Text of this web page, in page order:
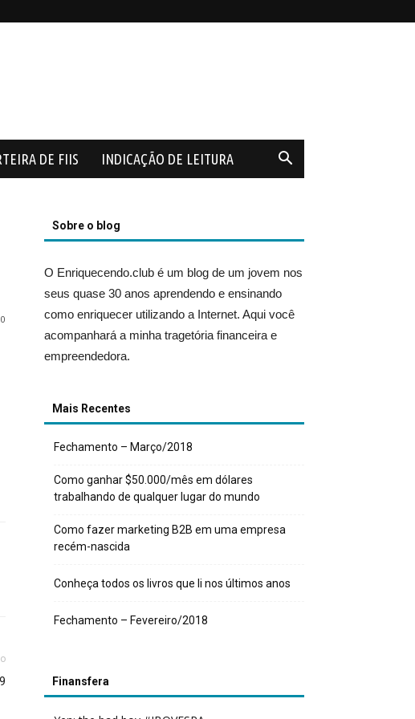
DE FIIS INDICAÇÃO DE LEITURA
0
Sobre o blog
O Enriquecendo.club é um blog de um jovem nos
seus quase 30 anos aprendendo e ensinando
como enriquecer utilizando a Internet. Aqui você
acompanhará a minha tragetória financeira e
empreendedora.
Mais Recentes
Fechamento – Março/2018
Como ganhar $50.000/mês em dólares
trabalhando de qualquer lugar do mundo
Como fazer marketing B2B em uma empresa
recém-nascida
Conheça todos os livros que li nos últimos anos
Fechamento – Fevereiro/2018
Finansfera